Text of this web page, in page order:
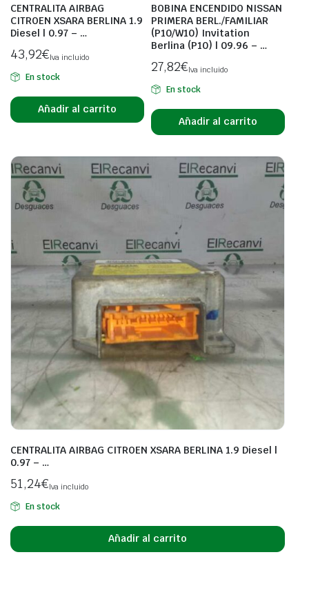
CENTRALITA AIRBAG
CITROEN XSARA BERLINA 1.9
Diesel | 0.97 – …
43,92€Iva incluido
En stock
Añadir al carrito
BOBINA ENCENDIDO NISSAN
PRIMERA BERL./FAMILIAR
(P10/W10) Invitation
Berlina (P10) | 09.96 – …
27,82€Iva incluido
En stock
Añadir al carrito
CENTRALITA AIRBAG CITROEN XSARA BERLINA 1.9 Diesel |
0.97 – …
51,24€Iva incluido
En stock
Añadir al carrito